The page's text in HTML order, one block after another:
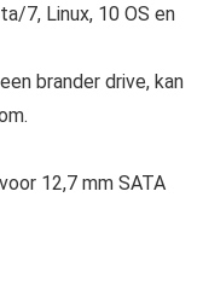
7, Linux, 10 OS en
brander drive, kan
12,7 mm SATA